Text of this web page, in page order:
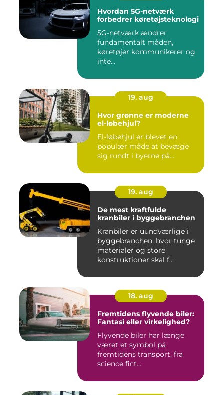
Hvordan 5G-netværk
forbedrer køretøjsteknologi
5G-netværk ændrer
fundamentalt måden,
køretøjer kommunikerer og
inte...
19. aug
Hvor grønne er moderne
el-løbehjul?
El-løbehjul er blevet en
populær måde at bevæge
sig rundt i byerne på...
19. aug
De mest kraftfulde
kranbiler i byggebranchen
Kranbiler er uundværlige i
byggebranchen, hvor tunge
materialer og store
konstruktioner skal f...
18. aug
Fremtidens flyvende biler:
Fantasi eller virkelighed?
Flyvende biler har længe
været et symbol på
fremtidens transport, fra
science fict...